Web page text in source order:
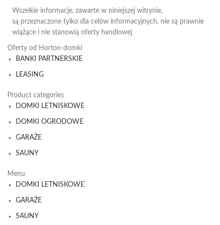
Wszelkie informacje, zawarte w niniejszej witrynie,
są przeznaczone tylko dla celów informacyjnych, nie są prawnie
wiążące i nie stanowią oferty handlowej
Oferty od Horton-domki
BANKI PARTNERSKIE
LEASING
Product categories
DOMKI LETNISKOWE
DOMKI OGRODOWE
GARAŻE
SAUNY
Menu
DOMKI LETNISKOWE
GARAŻE
SAUNY